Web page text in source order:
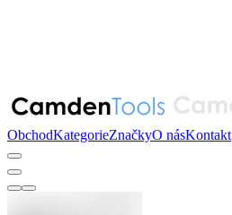
ObchodKategorieZnačkyO násKontakt